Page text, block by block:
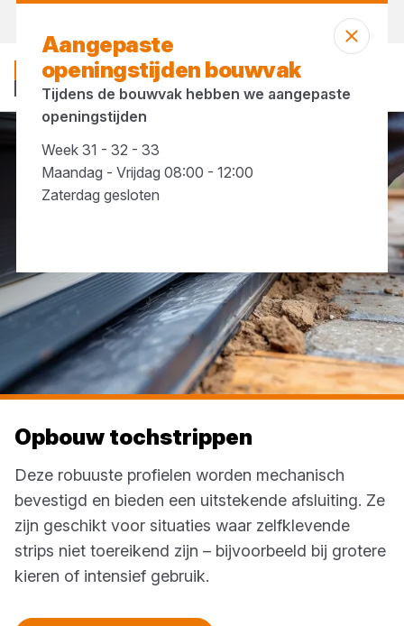
... Opbouw tochstrippen
Opbouw tochstrippen
Deze robuuste profielen worden mechanisch
bevestigd en bieden een uitstekende afsluiting. Ze
zijn geschikt voor situaties waar zelfklevende
strips niet toereikend zijn – bijvoorbeeld bij grotere
kieren of intensief gebruik.
Aangepaste
openingstijden bouwvak
Tijdens de bouwvak hebben we aangepaste
openingstijden
Week 31 - 32 - 33
Maandag - Vrijdag 08:00 - 12:00
Zaterdag gesloten